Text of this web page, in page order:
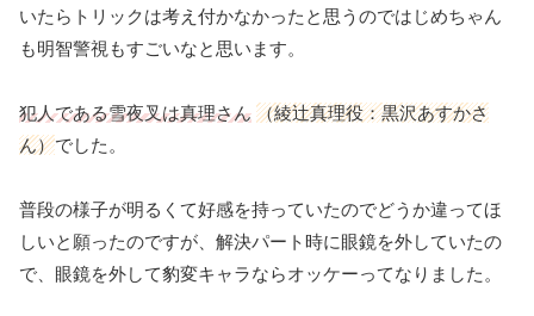
いたらトリックは考え付かなかったと思うのではじめちゃん
も明智警視もすごいなと思います。
犯人である雪夜叉は真理さん （綾辻真理役：黒沢あすかさ
ん）でした。
普段の様子が明るくて好感を持っていたのでどうか違ってほ
しいと願ったのですが、解決パート時に眼鏡を外していたの
で、眼鏡を外して豹変キャラならオッケーってなりました。